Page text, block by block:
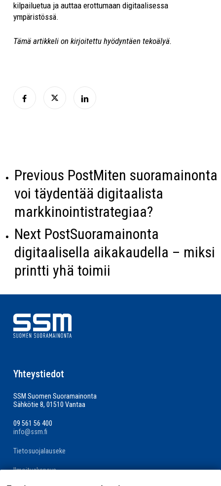
kilpailuetua ja auttaa erottumaan digitaalisessa
ympäristössä.
Tämä artikkeli on kirjoitettu hyödyntäen tekoälyä.
Previous PostMiten suoramainonta
voi täydentää digitaalista
markkinointistrategiaa?
Next PostSuoramainonta
digitaalisella aikakaudella – miksi
printti yhä toimii
Yhteystiedot
SSM Suomen Suoramainonta
Sähkötie 8, 01510 Vantaa
09 561 56 400
info@ssm.fi
Tietosuojalauseke
Ilmoituskanava